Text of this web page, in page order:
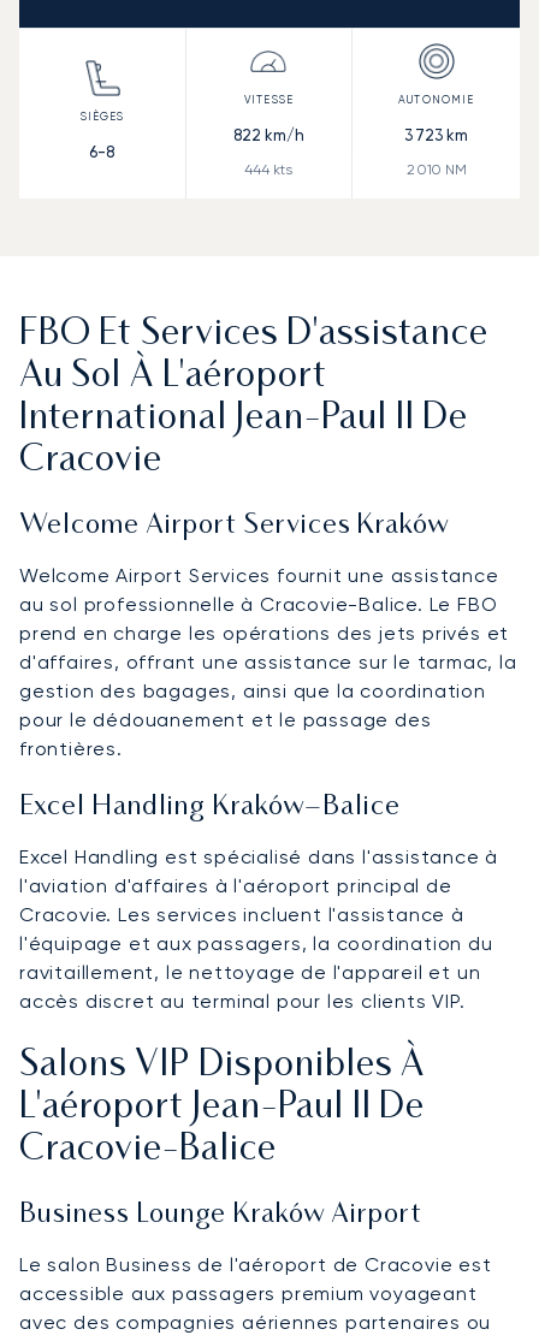
6-8
822 km/h
444 kts
3 723 km
2 010 NM
FBO Et Services D'assistance
Au Sol À L'aéroport
International Jean-Paul II De
Cracovie
Welcome Airport Services Kraków
Welcome Airport Services fournit une assistance
au sol professionnelle à Cracovie-Balice. Le FBO
prend en charge les opérations des jets privés et
d'affaires, offrant une assistance sur le tarmac, la
gestion des bagages, ainsi que la coordination
pour le dédouanement et le passage des
frontières.
Excel Handling Kraków–Balice
Excel Handling est spécialisé dans l'assistance à
l'aviation d'affaires à l'aéroport principal de
Cracovie. Les services incluent l'assistance à
l'équipage et aux passagers, la coordination du
ravitaillement, le nettoyage de l'appareil et un
accès discret au terminal pour les clients VIP.
Salons VIP Disponibles À
L'aéroport Jean-Paul II De
Cracovie-Balice
Business Lounge Kraków Airport
Le salon Business de l'aéroport de Cracovie est
accessible aux passagers premium voyageant
avec des compagnies aériennes partenaires ou